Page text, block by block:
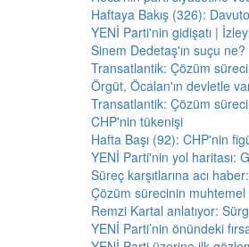
Haftaya Bakış (326):
YENİ Parti'nin gidişatı |
Sinem Dedetaş'ın suçu ne?
Transatlantik: Çözüm
Örgüt, Öcalan'ın devletle
Transatlantik: Çözüm
CHP'nin tükenişi
Hafta Başı (92): CHP'nin
YENİ Parti'nin yol haritası:
Süreç karşıtlarına acı
Çözüm sürecinin muhtemel
Remzi Kartal anlatıyor:
YENİ Parti’nin önündeki